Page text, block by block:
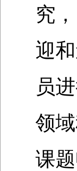
究
迎
员
领
课